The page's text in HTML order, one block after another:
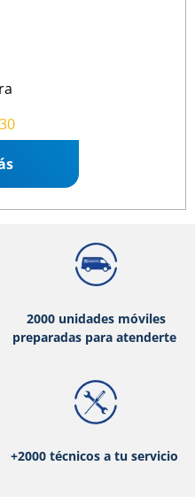
13:30
2000 unidades móviles
preparadas para atenderte
+2000 técnicos a tu servicio